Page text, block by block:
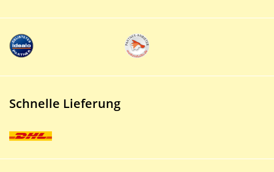
Schnelle Lieferung